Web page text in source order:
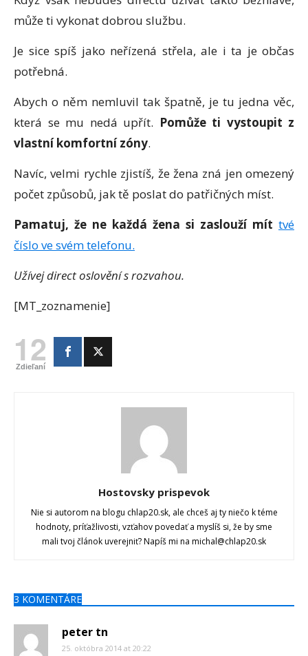
může ti vykonat dobrou službu.
Je sice spíš jako neřízená střela, ale i ta je občas
potřebná.
Abych o něm nemluvil tak špatně, je tu jedna věc,
která se mu nedá upřít. Pomůže ti vystoupit z
vlastní komfortní zóny.
Navíc, velmi rychle zjistíš, že žena zná jen omezený
počet způsobů, jak tě poslat do patřičných míst.
Pamatuj, že ne každá žena si zaslouží mít tvé
číslo ve svém telefonu.
Užívej direct oslovění s rozvahou.
[MT_zoznamenie]
12
Zdieľaní
Hostovsky prispevok
Nie si autorom na blogu chlap20.sk, ale chceš aj ty niečo k téme
hodnoty, príťažlivosti, vzťahov povedať a myslíš si, že by sme
mali tvoj článok uverejniť? Napíš mi na michal@chlap20.sk
3 KOMENTÁRE
peter tn
25. októbra 2014 at 20:22